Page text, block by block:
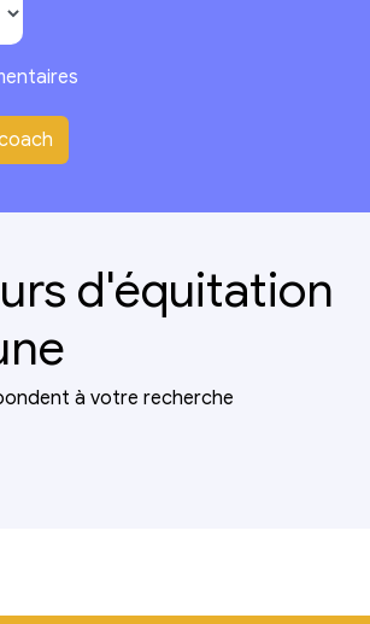
d'équitation
à votre recherche